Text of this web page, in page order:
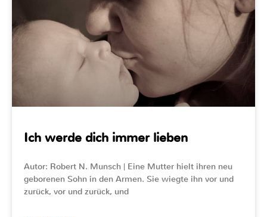
Ich werde dich immer lieben
Autor: Robert N. Munsch | Eine Mutter hielt ihren neu
geborenen Sohn in den Armen. Sie wiegte ihn vor und
zurück, vor und zurück, und